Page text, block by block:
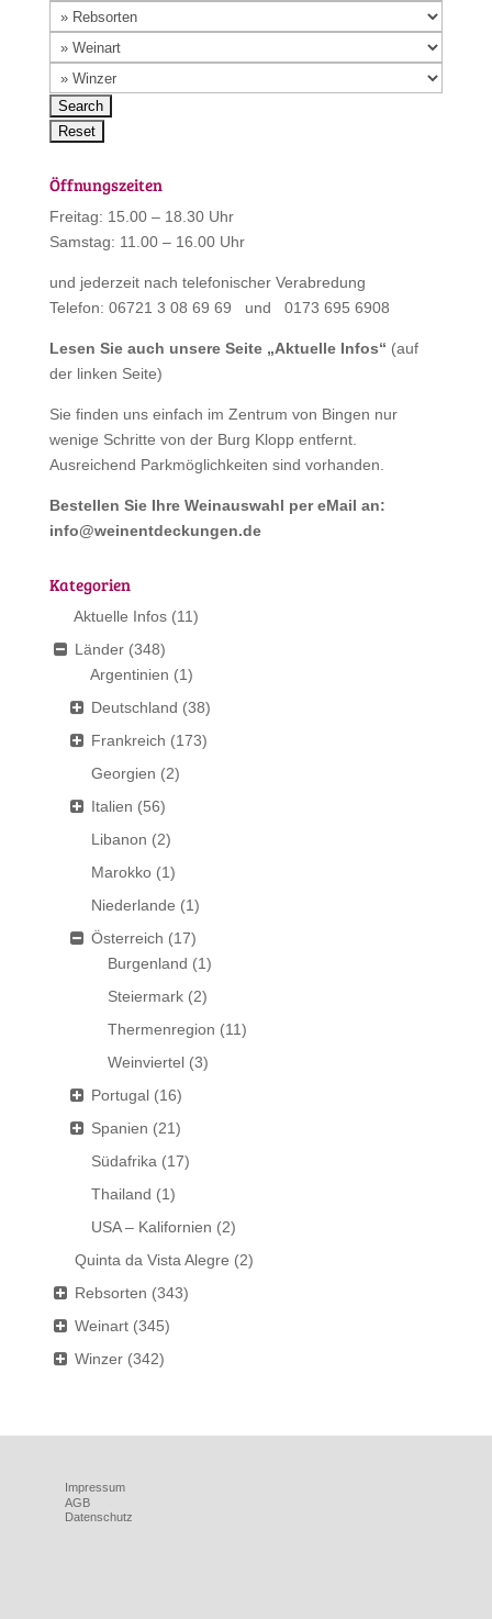
Öffnungszeiten
Freitag: 15.00 – 18.30 Uhr
Samstag: 11.00 – 16.00 Uhr
und jederzeit nach telefonischer Verabredung
Telefon: 06721 3 08 69 69 und 0173 695 6908
Lesen Sie auch unsere Seite „Aktuelle Infos“ (auf
der linken Seite)
Sie finden uns einfach im Zentrum von Bingen nur
wenige Schritte von der Burg Klopp entfernt.
Ausreichend Parkmöglichkeiten sind vorhanden.
Bestellen Sie Ihre Weinauswahl per eMail an:
info@weinentdeckungen.de
Kategorien
Aktuelle Infos (11)
Länder (348)
Argentinien (1)
Deutschland (38)
Frankreich (173)
Georgien (2)
Italien (56)
Libanon (2)
Marokko (1)
Niederlande (1)
Österreich (17)
Burgenland (1)
Steiermark (2)
Thermenregion (11)
Weinviertel (3)
Portugal (16)
Spanien (21)
Südafrika (17)
Thailand (1)
USA – Kalifornien (2)
Quinta da Vista Alegre (2)
Rebsorten (343)
Weinart (345)
Winzer (342)
Impressum
AGB
Datenschutz